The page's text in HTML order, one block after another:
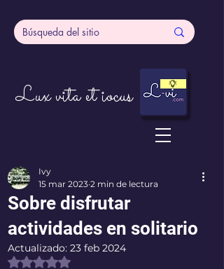
Lux vita et iocus
Sobre disfrutar
actividades en solitario
Ivy
15 mar 2023 2 min de lectura
Actualizado: 23 feb 2024
Obtuvo NaN de 5 estrellas.